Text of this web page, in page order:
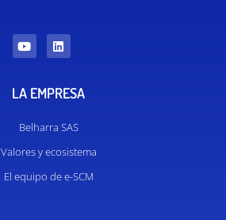
LA EMPRESA
Belharra SAS
Valores y ecosistema
El equipo de e-SCM